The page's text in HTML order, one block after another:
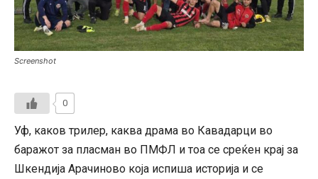
Screenshot
0
Уф, каков трилер, каква драма во Кавадарци во
баражот за пласман во ПМФЛ и тоа се среќен крај за
Шкендија Арачиново која испиша историја и се